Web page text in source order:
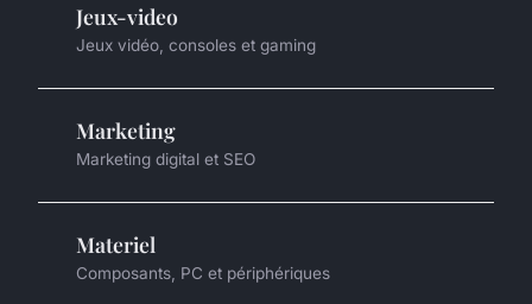
Jeux-video
Jeux vidéo, consoles et gaming
Marketing
Marketing digital et SEO
Materiel
Composants, PC et périphériques